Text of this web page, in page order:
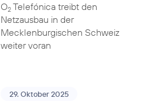
O2Telefónica treibt den
Netzausbau in der
Mecklenburgischen Schweiz
weiter voran
29. Oktober 2025